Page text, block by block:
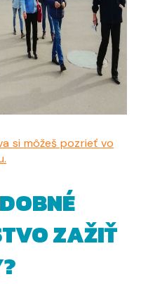
si môžeš pozrieť vo
ZAŽIŤ